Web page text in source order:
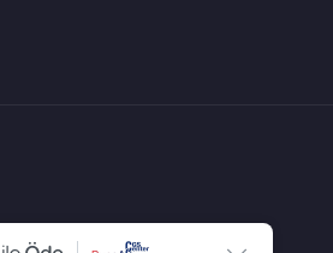
Saklıdır. CGS Center